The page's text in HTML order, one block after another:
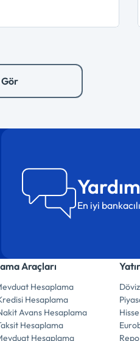
Gör
En iyi
Araçları
Hesaplama
Hesaplama
Avans Hesaplama
Hesaplama
Hesaplama
Döviz
Repo